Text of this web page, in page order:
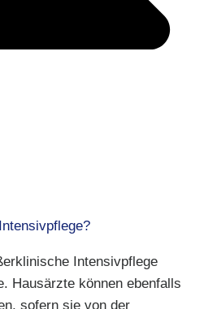
Intensivpflege
Hausärzte können ebenfalls
sofern sie von der